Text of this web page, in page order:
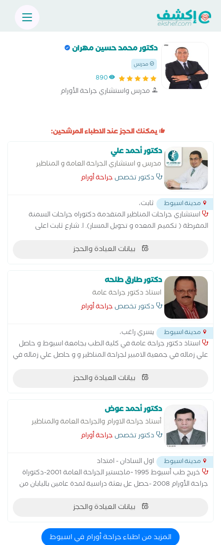
دكتور محمد حسين مهران
مدرس
890
مدرس واستشاري جراحة الأورام
يمكنك الحجز عند الاطباء المرشحين:
دكتور أحمد علي
مدرس و استشاري الجراحة العامة و المناظير
دكتور تخصص جراحة أورام
مدينة اسيوط
ثابت،
استشاري جراحات المناظير المتقدمة دكتوراه جراحات السمنة
المفرطة ( تكميم المعده و تحويل المسار). ١. شارع ثابت اعلى
بيانات العيادة والحجز
دكتور طارق طلحه
استاذ دكتور جراحة عامة
دكتور تخصص جراحة أورام
مدينة اسيوط
يسري راغب،
استاذ دكتور جراحة عامة في كلية الطب بجامعة اسيوط و حاصل
علي زماله في جمعية الامبير لجراحة المناظير و و حاصل علي زماله في
بيانات العيادة والحجز
دكتور أحمد عوض
أستاذ جراحة الاورام والجراحة العامة والمناظير
دكتور تخصص جراحة أورام
مدينة اسيوط
اول السادان - امتداد
خريج طب أسيوط 1995 ~ماجستير الجراحة العامة 2001-دكتوراة
جراحة الأورام 2008 -حصل عل بعثة دراسية لمدة عامين باليابان من
بيانات العيادة والحجز
المزيد من اطباء جراحة أورام في اسيوط